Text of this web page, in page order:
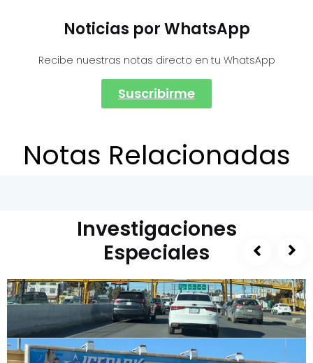
Noticias por WhatsApp
Recibe nuestras notas directo en tu WhatsApp
Suscribirme
Notas Relacionadas
Investigaciones
Especiales